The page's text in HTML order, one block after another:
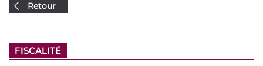
Retour
FISCALITÉ